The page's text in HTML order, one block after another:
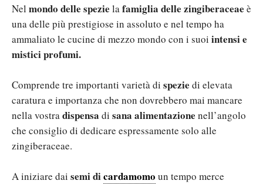
Nel mondo delle spezie lafamiglia delle zingiberaceae è
una delle più prestigiose in assoluto e nel tempo ha
ammaliato le cucine di mezzo mondo con i suoi intensi e
mistici profumi.
Comprende tre importanti varietà di spezie di elevata
caratura e importanza che non dovrebbero mai mancare
nella vostradispensa di sana alimentazione nell’angolo
che consiglio di dedicare espressamente solo alle
zingiberaceae.
A iniziare dai semi dicardamomo un tempo merce